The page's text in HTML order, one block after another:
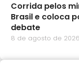
Corrida pelos
Brasil e coloca
debate
8 de agosto de 2026